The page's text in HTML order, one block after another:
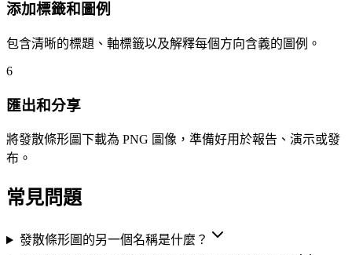
添加標籤和圖例
包含清晰的標題、軸標籤以及解釋每個方向含義的圖例。
6
匯出和分享
將發散條形圖下載為 PNG 圖像，準備好用於報告、演示或發
布。
常見問題
發散條形圖的另一個名稱是什麼？